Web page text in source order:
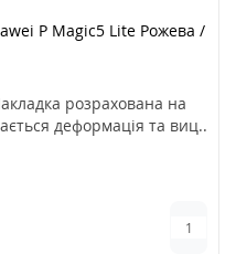
P Magic5 Lite Рожева /
розрахована на
деформація та виц..